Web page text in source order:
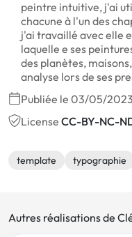
peintre intuitive, j'ai
chacune à l'un des
j'ai travaillé avec elle
laquelle e ses
des planètes,
analyse lors de ses
Publiée le 03/05/2023
License CC-BY-NC-
template typographie
Autres réalisations de